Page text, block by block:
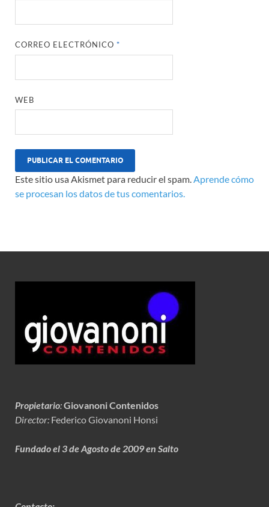
CORREO ELECTRÓNICO*
WEB
Este sitio usa Akismet para reducir el spam.Aprende cómo
se procesan los datos de tus comentarios.
Propietario:Giovanoni Contenidos
Director: Federico Giovanoni Honsi
Fundado el 3 de Agosto de 2009 en Salto